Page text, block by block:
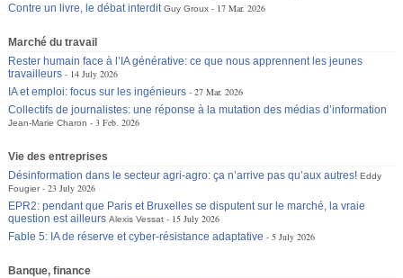
Contre un livre, le débat interdit Guy Groux 17 Mar. 2026
Marché du travail
Rester humain face à l’IA générative: ce que nous apprennent les jeunes
travailleurs
14 July 2026
IA et emploi: focus sur les ingénieurs
27 Mar. 2026
Collectifs de journalistes: une réponse à la mutation des médias d’information
Jean-Marie Charon 3 Feb. 2026
Vie des entreprises
Désinformation dans le secteur agri-agro: ça n’arrive pas qu’aux autres! Eddy
Fougier
23 July 2026
EPR2: pendant que Paris et Bruxelles se disputent sur le marché, la vraie
question est ailleurs Alexis Vessat
15 July 2026
Fable 5: IA de réserve et cyber-résistance adaptative
5 July 2026
Banque, finance